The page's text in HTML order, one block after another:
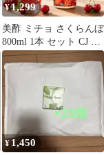
¥1,299
美酢 ミチョ さくらんぼ
800ml 1本 セット CJ ミ
チョ 飲むお酢 果実酢
お酢 ドリンク 果実発酵
乳割り 割り材 ギフト
フルーツ酢 健康 美容
コストコ 86707 送料無
料
¥ 1,450